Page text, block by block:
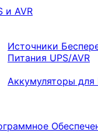
и AVR
Источники
Питания UPS/AVR
Аккумуляторы